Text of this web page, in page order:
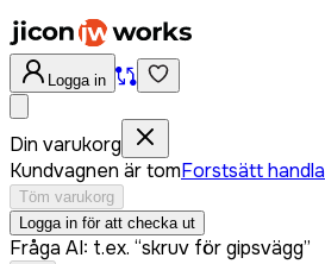
Logga in
Din varukorg
Kundvagnen är tomForstsätt handla
Töm varukorg
Logga in för att checka ut
Fråga AI: t.ex. “skruv för gipsvägg”